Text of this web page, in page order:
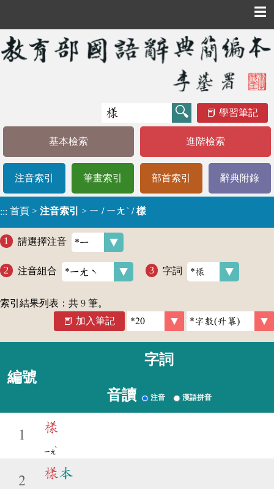
☰
學習筆記
基本檢索 進階檢索
注音索引 筆畫索引 部首索引 辭典附錄
::: 首頁 > 注音索引 > ㄧ / ㄧㄤˋ / 樣
請選擇注音
注音組合 字詞
索引結果列表：共 9 筆。
加入筆記
編號
字詞
音讀 注音 漢語拼音
1
樣
ㄧㄤ
ˋ
2
樣本